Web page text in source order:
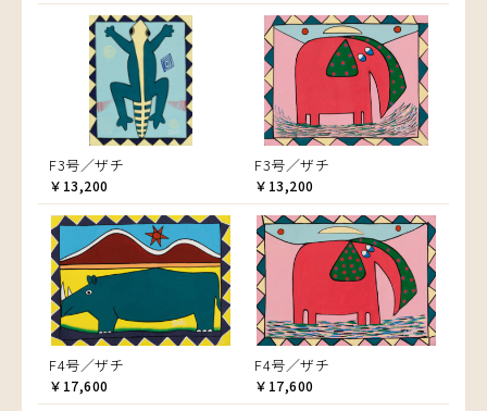
F3号／ザチ
￥13,200
F3号／ザチ
￥13,200
F4号／ザチ
￥17,600
F4号／ザチ
￥17,600